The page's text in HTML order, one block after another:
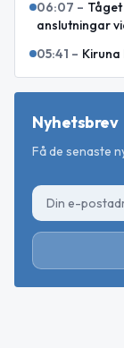
06:07 –
anslutningar
05:41 – Kiruna
Nyhetsbrev
Få de senaste